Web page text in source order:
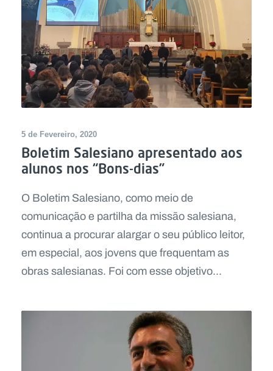
5 de Fevereiro, 2020
Boletim Salesiano apresentado aos
alunos nos “Bons-dias”
O Boletim Salesiano, como meio de
comunicação e partilha da missão salesiana,
continua a procurar alargar o seu público leitor,
em especial, aos jovens que frequentam as
obras salesianas. Foi com esse objetivo...